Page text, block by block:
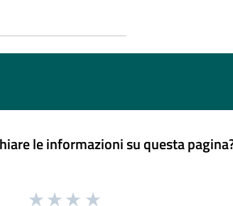
le informazioni su questa